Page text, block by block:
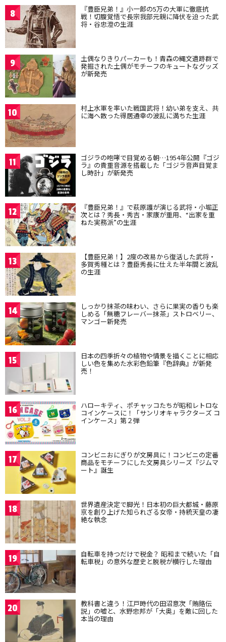
8 『豊臣兄弟！』小一郎の5万の大軍に徹底抗
戦！切腹覚悟で長宗我部元親に降伏を迫った武
将・谷忠澄の生涯
9 土偶なりきりパーカーも！青森の縄文遺跡群で
発掘された土偶がモチーフのキュートなグッズ
が新発売
10 村上水軍を率いた戦国武将！幼い弟を支え、共
に海へ散った得居通幸の波乱に満ちた生涯
11 ゴジラの咆哮で目覚める朝…1954年公開『ゴジ
ラ』の貴重音源を搭載した「ゴジラ音声目覚ま
し時計」が新発売
12 『豊臣兄弟！』で萩原護が演じる武将・小堀正
次とは？秀長・秀吉・家康が重用、“出家を重
ねた実務派”の生涯
13 【豊臣兄弟！】2度の改易から復活した武将・
多賀秀種とは？豊臣秀長に仕えた半年間と波乱
の生涯
14 しっかり抹茶の味わい、さらに果実の香りも楽
しめる「無糖フレーバー抹茶」ストロベリー、
マンゴー新発売
15 日本の四季折々の植物や情景を描くことに相応
しい色を集めた水彩色鉛筆『色辞典』が新発
売！
16 ハローキティ、ポチャッコたちが昭和レトロな
コインケースに！「サンリオキャラクターズ コ
インケース」第２弾
17 コンビニおにぎりが文房具に！コンビニの定番
商品をモチーフにした文房具シリーズ『ジムマ
ート』誕生
18 世界遺産決定で脚光！日本初の巨大都城・藤原
京を創り上げた知られざる女帝・持統天皇の凄
絶な執念
19 自転車を持つだけで税金？ 昭和まで続いた「自
転車税」の意外な歴史と脱税が横行した理由
20 教科書と違う！江戸時代の田沼意次「賄賂伝
説」の嘘と、水野忠邦が「大奥」を敵に回した
本当の理由